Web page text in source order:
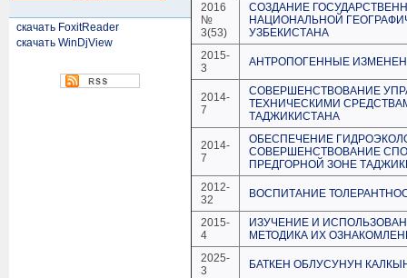
скачать FoxitReader
скачать WinDjView
2016
№
3(53)
СОЗДАНИЕ
НАЦИОНАЛЬНОЙ
УЗБЕКИСТАНА
2015-
3
АНТРОПОГЕННЫЕ
2014-
7
СОВЕРШЕНСТВОВАНИЕ
ТЕХНИЧЕСКИМИ
ТАДЖИКИСТАНА
2014-
7
ОБЕСПЕЧЕНИЕ
СОВЕРШЕНСТВОВАНИЕ
ПРЕДГОРНОЙ ЗОНЕ
2012-
32
ВОСПИТАНИЕ
2015-
4
ИЗУЧЕНИЕ И
МЕТОДИКА ИХ
2025-
3
БАТКЕН ОБЛУСУНУН